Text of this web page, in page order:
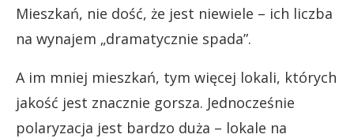
Mieszkań, nie dość, że jest niewiele – ich liczba
na wynajem „dramatycznie spada”.
A im mniej mieszkań, tym więcej lokali, których
jakość jest znacznie gorsza. Jednocześnie
polaryzacja jest bardzo duża – lokale na